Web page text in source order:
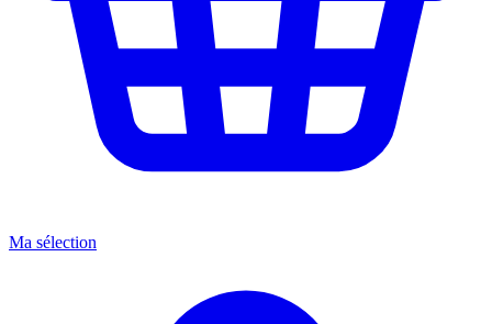
Ma sélection